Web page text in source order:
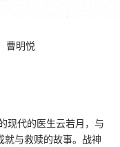
曹明悦
代的医生云若月，与
就与救赎的故事。战神